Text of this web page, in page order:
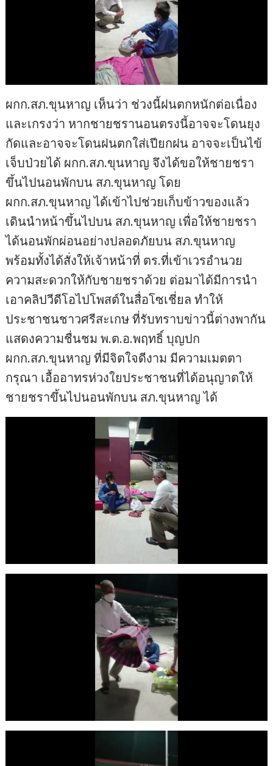
ผกก.สภ.ขุนหาญ เห็นว่า ช่วงนี้ฝนตกหนักต่อเนื่อง
และเกรงว่า หากชายชรานอนตรงนี้อาจจะโดนยุง
กัดและอาจจะโดนฝนตกใส่เปียกฝน อาจจะเป็นไข้
เจ็บป่วยได้ ผกก.สภ.ขุนหาญ จึงได้ขอให้ชายชรา
ขึ้นไปนอนพักบน สภ.ขุนหาญ โดย
ผกก.สภ.ขุนหาญ ได้เข้าไปช่วยเก็บข้าวของแล้ว
เดินนำหน้าขึ้นไปบน สภ.ขุนหาญ เพื่อให้ชายชรา
ได้นอนพักผ่อนอย่างปลอดภัยบน สภ.ขุนหาญ
พร้อมทั้งได้สั่งให้เจ้าหน้าที่ ตร.ที่เข้าเวรอำนวย
ความสะดวกให้กับชายชราด้วย ต่อมาได้มีการนำ
เอาคลิปวีดีโอไปโพสต์ในสื่อโซเชี่ยล ทำให้
ประชาชนชาวศรีสะเกษ ที่รับทราบข่าวนี้ต่างพากัน
แสดงความชื่นชม พ.ต.อ.พฤทธิ์ บุญปก
ผกก.สภ.ขุนหาญ ที่มีจิตใจดีงาม มีความเมตตา
กรุณา เอื้ออาทรห่วงใยประชาชนที่ได้อนุญาตให้
ชายชราขึ้นไปนอนพักบน สภ.ขุนหาญ ได้